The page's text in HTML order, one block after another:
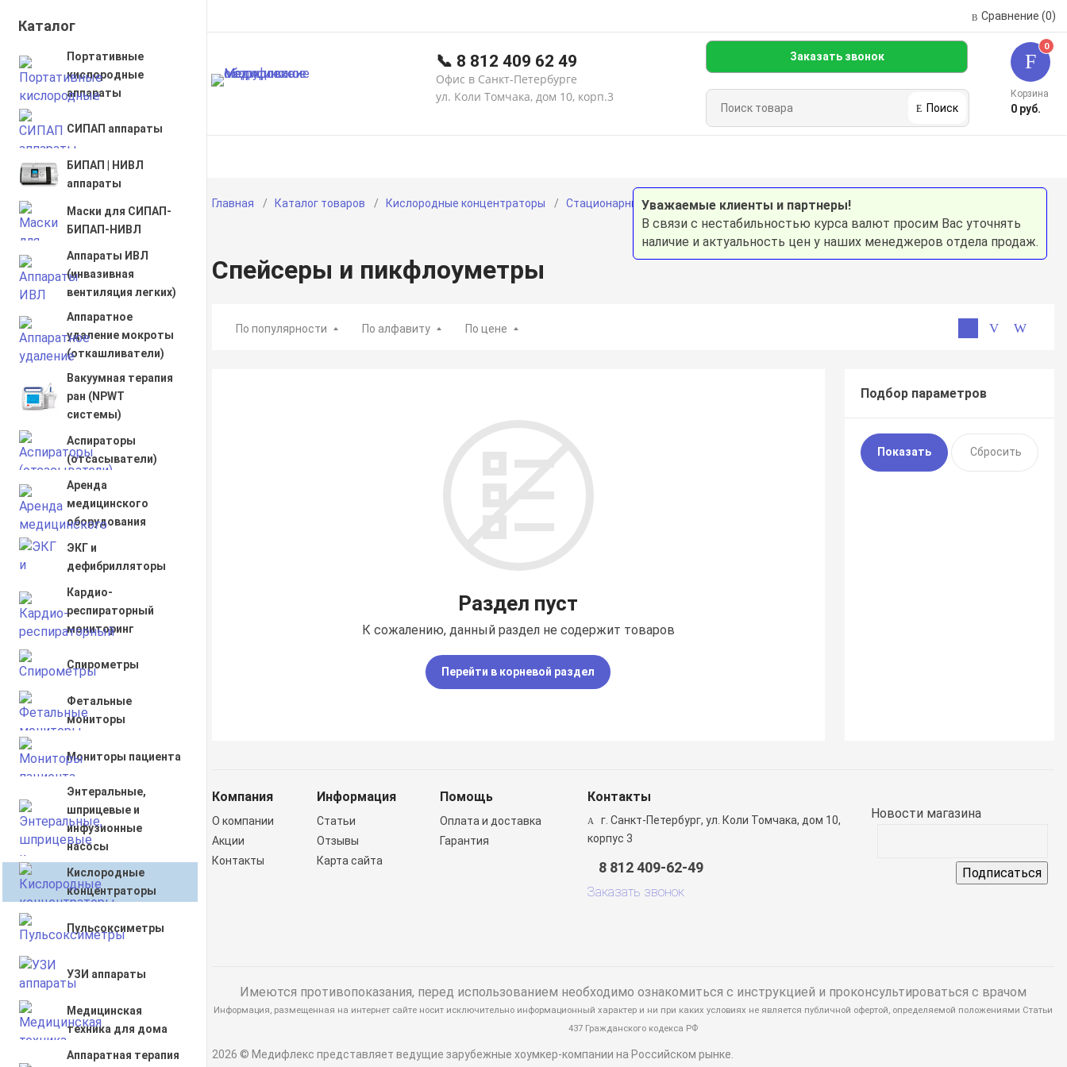
Сравнение (0)
📞 8 812 409 62 49
Офис в Санкт-Петербурге
ул. Коли Томчака, дом 10, корп.3
Поиск
Заказать звонок
0
Корзина
0 руб.
Каталог
Портативные
кислородные
аппараты
СИПАП аппараты
БИПАП | НИВЛ
аппараты
Маски для СИПАП-
БИПАП-НИВЛ
Аппараты ИВЛ
(инвазивная
вентиляция легких)
Аппаратное
удаление мокроты
(откашливатели)
Вакуумная терапия
ран (NPWT
системы)
Аспираторы
(отсасыватели)
Аренда
медицинского
оборудования
ЭКГ и
дефибрилляторы
Кардио-
респираторный
мониторинг
Спирометры
Фетальные
мониторы
Мониторы пациента
Энтеральные,
шприцевые и
инфузионные
насосы
Кислородные
концентраторы
Пульсоксиметры
УЗИ аппараты
Медицинская
техника для дома
Аппаратная терапия
Главная Каталог товаров Кислородные концентраторы Стационарные кислородные концентраторы Спейсеры и пикфлоуметры
Уважаемые клиенты и партнеры!
В связи с нестабильностью курса валют просим Вас уточнять
наличие и актуальность цен у наших менеджеров отдела продаж.
Спейсеры и пикфлоуметры
По популярности По алфавиту По цене
Подбор параметров
Раздел пуст
К сожалению, данный раздел не содержит товаров
Перейти в корневой раздел
Компания
О компании
Акции
Контакты
Информация
Статьи
Отзывы
Карта сайта
Помощь
Оплата и доставка
Гарантия
Контакты
г. Санкт-Петербург, ул. Коли Томчака, дом 10,
корпус 3
8 812 409-62-49
Заказать звонок
Новости магазина
Имеются противопоказания, перед использованием необходимо ознакомиться с инструкцией и проконсультироваться с врачом
Информация, размещенная на интернет сайте носит исключительно информационный характер и ни при каких условиях не является публичной офертой, определяемой положениями Статьи
437 Гражданского кодекса РФ
2026 © Медифлекс представляет ведущие зарубежные хоумкер-компании на Российском рынке.